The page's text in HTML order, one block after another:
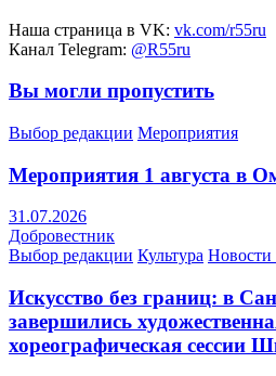
Наша страница в VK: vk.com/r55ru
Канал Telegram: @R55ru
Вы могли пропустить
Выбор редакции Мероприятия
Мероприятия 1 августа в
31.07.2026
Добровестник
Выбор редакции Культура Новости
Искусство без границ: в
завершились
хореографическая сессии